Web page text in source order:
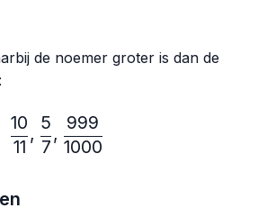
de noemer groter is dan de
11
10
,
7
5
,
1000
999